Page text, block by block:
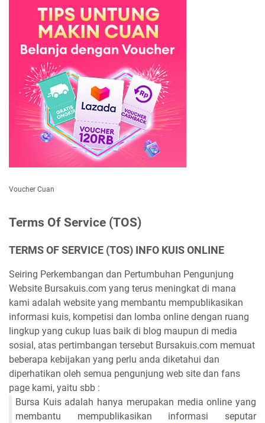
Voucher Cuan
Terms Of Service (TOS)
TERMS OF SERVICE (TOS) INFO KUIS ONLINE
Seiring Perkembangan dan Pertumbuhan Pengunjung
Website Bursakuis.com yang terus meningkat di mana
kami adalah website yang membantu mempublikasikan
informasi kuis, kompetisi dan lomba online dengan ruang
lingkup yang cukup luas baik di blog maupun di media
sosial, atas pertimbangan tersebut Bursakuis.com memuat
beberapa kebijakan yang perlu anda diketahui dan
diperhatikan oleh semua pengunjung web site dan fans
page kami, yaitu sbb :
Bursa Kuis adalah hanya merupakan media online yang
membantu mempublikasikan informasi seputar